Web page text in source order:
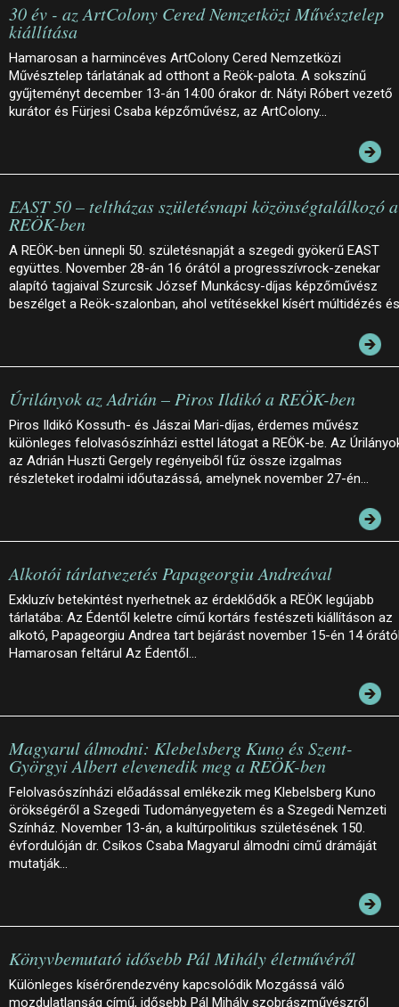
30 év - az ArtColony Cered Nemzetközi Művésztelep
kiállítása
Hamarosan a harmincéves ArtColony Cered Nemzetközi
Művésztelep tárlatának ad otthont a Reök-palota. A sokszínű
gyűjteményt december 13-án 14:00 órakor dr. Nátyi Róbert vezető
kurátor és Fürjesi Csaba képzőművész, az ArtColony…
EAST 50 – teltházas születésnapi közönségtalálkozó a
REÖK-ben
A REÖK-ben ünnepli 50. születésnapját a szegedi gyökerű EAST
együttes. November 28-án 16 órától a progresszívrock-zenekar
alapító tagjaival Szurcsik József Munkácsy-díjas képzőművész
beszélget a Reök-szalonban, ahol vetítésekkel kísért múltidézés
Úrilányok az Adrián – Piros Ildikó a REÖK-ben
Piros Ildikó Kossuth- és Jászai Mari-díjas, érdemes művész
különleges felolvasószínházi esttel látogat a REÖK-be. Az
az Adrián Huszti Gergely regényeiből fűz össze izgalmas
részleteket irodalmi időutazássá, amelynek november 27-én…
Alkotói tárlatvezetés Papageorgiu Andreával
Exkluzív betekintést nyerhetnek az érdeklődők a REÖK legújabb
tárlatába: Az Édentől keletre című kortárs festészeti kiállításon az
alkotó, Papageorgiu Andrea tart bejárást november 15-én 14
Hamarosan feltárul Az Édentől…
Magyarul álmodni: Klebelsberg Kuno és Szent-
Györgyi Albert elevenedik meg a REÖK-ben
Felolvasószínházi előadással emlékezik meg Klebelsberg Kuno
örökségéről a Szegedi Tudományegyetem és a Szegedi Nemzeti
Színház. November 13-án, a kultúrpolitikus születésének 150.
évfordulóján dr. Csíkos Csaba Magyarul álmodni című drámáját
mutatják…
Könyvbemutató idősebb Pál Mihály életművéről
Különleges kísérőrendezvény kapcsolódik Mozgássá váló
mozdulatlanság című, idősebb Pál Mihály szobrászművészről